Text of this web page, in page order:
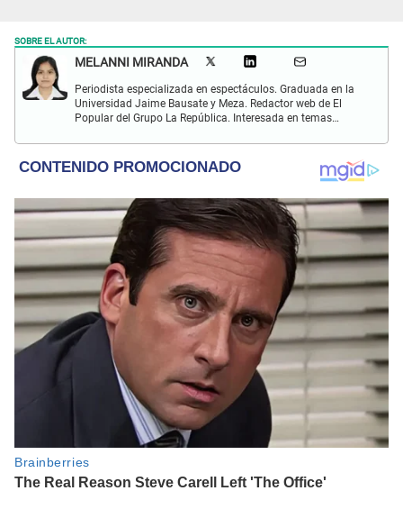
SOBRE EL AUTOR:
MELANNI MIRANDA
Periodista especializada en espectáculos. Graduada en la
Universidad Jaime Bausate y Meza. Redactor web de El
Popular del Grupo La República. Interesada en temas
series y deporte. Gusto por la locución y el baile.